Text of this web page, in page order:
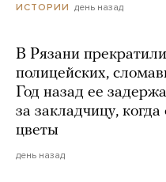
ИСТОРИИ день назад
В Рязани
полицейских,
Год назад ее
за закладчицу,
цветы
день назад